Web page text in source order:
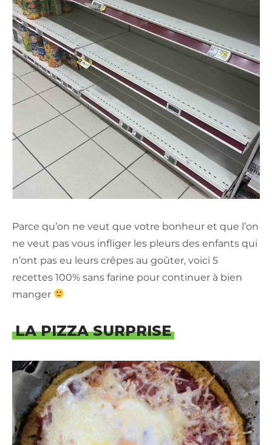
Parce qu’on ne veut que votre bonheur et que l’on
ne veut pas vous infliger les pleurs des enfants qui
n’ont pas eu leurs crêpes au goûter, voici 5
recettes 100% sans farine pour continuer à bien
manger
LA PIZZA SURPRISE